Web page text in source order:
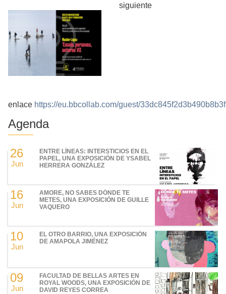
siguiente
enlace https://eu.bbcollab.com/guest/
Agenda
26
Jun
ENTRE LÍNEAS: INTERSTICIOS EN EL
PAPEL, UNA EXPOSICIÓN DE YSABEL
HERRERA GONZÁLEZ
16
Jun
AMORE, NO SABES DÓNDE TE
METES, UNA EXPOSICIÓN DE GUILLE
VAQUERO
10
Jun
EL OTRO BARRIO, UNA EXPOSICIÓN
DE AMAPOLA JIMÉNEZ
09
Jun
FACULTAD DE BELLAS ARTES EN
ROYAL WOODS, UNA EXPOSICIÓN DE
DAVID REYES CORREA